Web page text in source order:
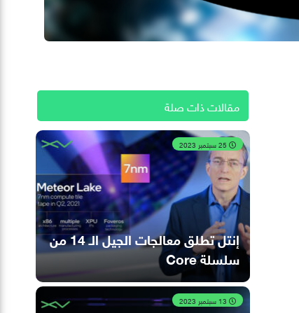
مقالات ذات صلة
إنتل تطلق معالجات الجيل الـ 14 من
سلسلة Core